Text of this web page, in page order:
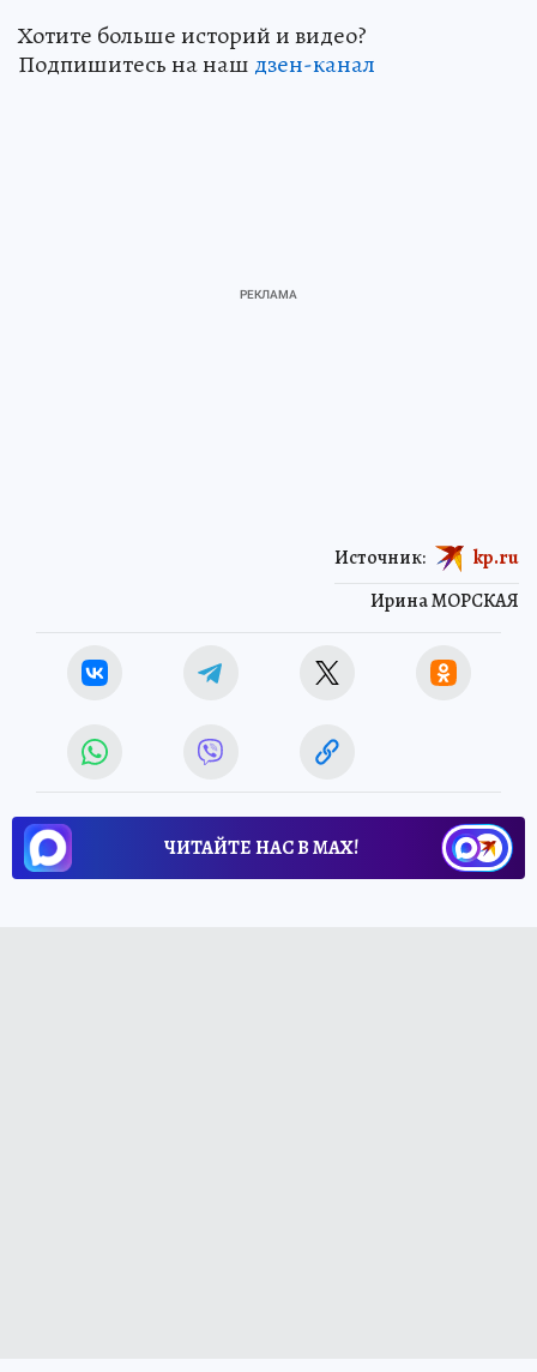
Хотите больше историй и видео?
Подпишитесь на наш дзен-канал
Ирина МОРСКАЯ
Источник: kp.ru
ЧИТАЙТЕ НАС В МАХ!